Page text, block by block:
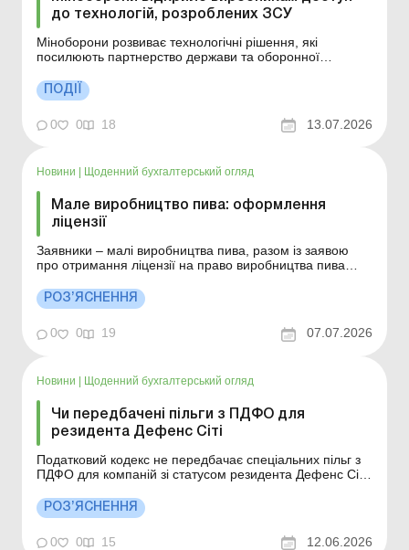
до технологій, розроблених ЗСУ
Міноборони розвиває технологічні рішення, які
посилюють партнерство держави та оборонної
простір для підприємств оборонної промисловості
Облік надання дронів на потреби оборони:
держзамовлення, продаж, безоплатне передання
Міноборони доп...
ПОДІЇ
0 0 18 13.07.2026
Новини Щоденний бухгалтерський огляд
Мале виробництво пива: оформлення
ліцензії
Заявники – малі виробництва пива, разом із заявою
про отримання ліцензії на право виробництва пива
технічної бази вимогам законодавства. Докладніше див.
нижче. Більше за темою: Чи можуть підприємця
позбавити статусу єдинника за торгівлю пивом...
РОЗ’ЯСНЕННЯ
0 0 19 07.07.2026
Новини | Щоденний бухгалтерський огляд
Чи передбачені пільги з ПДФО для
резидента Дефенс Сіті
Податковий кодекс не передбачає спеціальних пільг з
ПДФО для компаній зі статусом резидента Дефенс Сіті
працівникам. Детальніше див. нижче. Більше за темою:
Дефенс Сіті – новий бізнес-простір для підприємств
РОЗ’ЯСНЕННЯ
0 0 15 12.06.2026